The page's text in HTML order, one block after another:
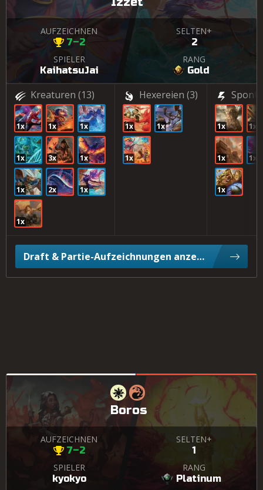
AUFZEICHNEN
7–2
SELTEN+
2
SPIELER
KaihatsuJai
RANG
Gold
Kreaturen (13)
1x 1x 1x
1x 3x 1x
1x 2x 1x
1x
Hexereien (3)
1x 1x
1x
1x 1x
1x 1x
1x
Draft & Partie-Aufzeichnungen anzeigen
Boros
AUFZEICHNEN
7–2
SELTEN+
1
SPIELER
kyokyo
RANG
Platinum